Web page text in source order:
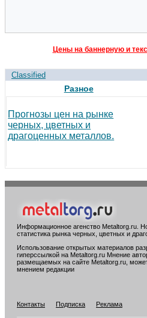
Цены на баннерную и
Classified
Разное
Прогнозы цен на рынке
черных, цветных и
драгоценных металлов.
Информационное агенство Metaltorg.ru.
статистика рынка черных, цветных и
Использование открытых материалов
гиперссылкой на Metaltorg.ru Мнение
размещаемых на сайте Metaltorg.ru,
мнением редакции
Контакты
Подписка Реклама